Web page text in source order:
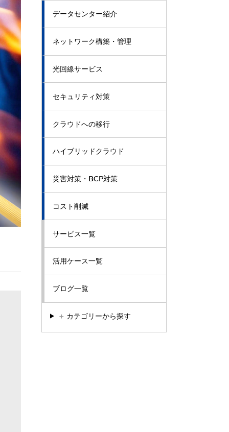
データセンター紹介
ネットワーク構築・管理
光回線サービス
セキュリティ対策
クラウドへの移行
ハイブリッドクラウド
災害対策・BCP対策
コスト削減
サービス一覧
活用ケース一覧
ブログ一覧
＋ カテゴリーから探す